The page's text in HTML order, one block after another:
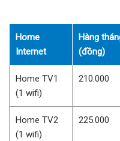
Home
Internet
Hàng
(đồng)
Home TV1
(1 wifi)
210.000
Home TV2
(1 wifi)
225.000